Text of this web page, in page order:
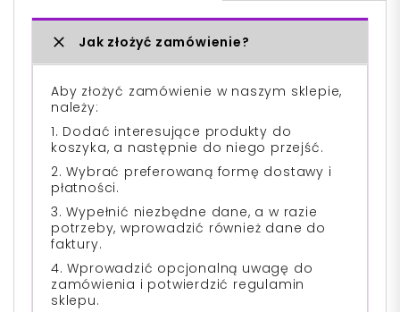
Jak złożyć zamówienie?
Aby złożyć zamówienie w naszym sklepie,
należy:
1. Dodać interesujące produkty do
koszyka, a następnie do niego przejść.
2. Wybrać preferowaną formę dostawy i
płatności.
3. Wypełnić niezbędne dane, a w razie
potrzeby, wprowadzić również dane do
faktury.
4. Wprowadzić opcjonalną uwagę do
zamówienia i potwierdzić regulamin
sklepu.